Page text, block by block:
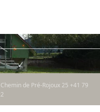
de Pré-Rojoux 25 +41 79